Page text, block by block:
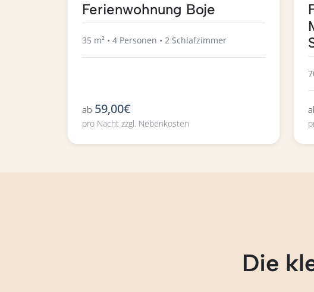
Ferienwohnung Boje
35 m² • 4 Personen • 2 Schlafzimmer
ab 59,00€
pro Nacht zzgl. Nebenkosten
Die